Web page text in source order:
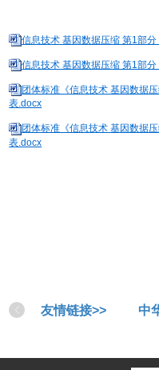
信息技术 基因数据压缩 第1部
信息技术 基因数据压缩 第1部
团体标准《信息技术 基因数据
表.docx
团体标准《信息技术 基因数据
表.docx
友情链接>> 中